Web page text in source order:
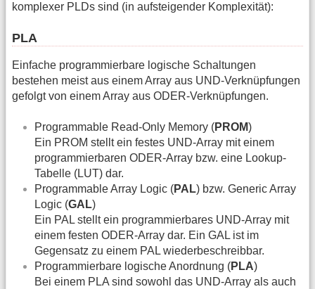
komplexer PLDs sind (in aufsteigender Komplexität):
PLA
Einfache programmierbare logische Schaltungen
bestehen meist aus einem Array aus UND-Verknüpfungen
gefolgt von einem Array aus ODER-Verknüpfungen.
Programmable Read-Only Memory (PROM)
Ein PROM stellt ein festes UND-Array mit einem
programmierbaren ODER-Array bzw. eine Lookup-
Tabelle (LUT) dar.
Programmable Array Logic (PAL) bzw. Generic Array
Logic (GAL)
Ein PAL stellt ein programmierbares UND-Array mit
einem festen ODER-Array dar. Ein GAL ist im
Gegensatz zu einem PAL wiederbeschreibbar.
Programmierbare logische Anordnung (PLA)
Bei einem PLA sind sowohl das UND-Array als auch